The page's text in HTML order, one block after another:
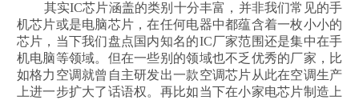
其实IC芯片涵盖的类别十分丰富，并非我们常见的手
机芯片或是电脑芯片，在任何电器中都蕴含着一枚小小的
芯片，当下我们盘点国内知名的IC厂家范围还是集中在手
机电脑等领域。但在一些别的领域也不乏优秀的厂家，比
如格力空调就曾自主研发出一款空调芯片从此在空调生产
上进一步扩大了话语权。再比如当下在小家电芯片制造上